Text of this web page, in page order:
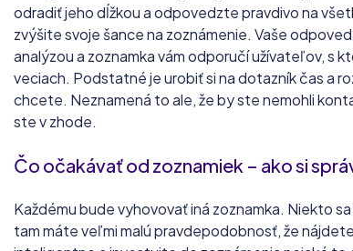
odradiť jeho dĺžkou a odpovedzte pravdivo na
zvýšite svoje šance na zoznámenie. Vaše
analýzou a zoznamka vám odporučí užívateľov, s
veciach. Podstatné je urobiť si na dotazník čas a
chcete. Neznamená to ale, že by ste nemohli
ste v zhode.
Čo očakávať od zoznamiek – ako si
Každému bude vyhovovať iná zoznamka. Niekto
tam máte veľmi malú pravdepodobnosť, že